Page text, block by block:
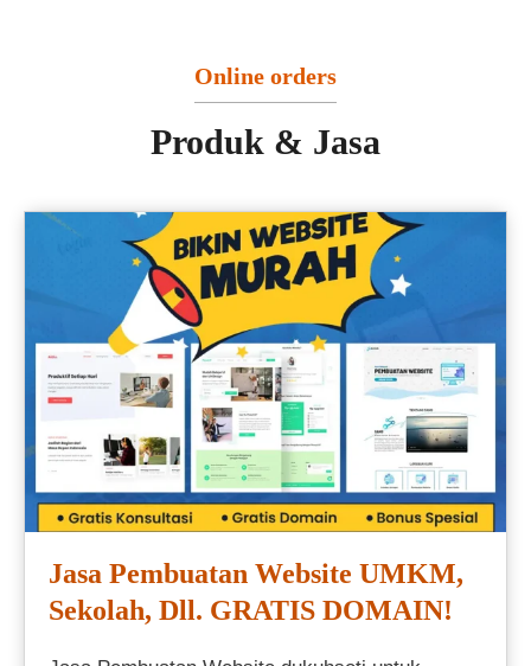
Online orders
Produk & Jasa
Jasa Pembuatan Website UMKM,
Sekolah, Dll. GRATIS DOMAIN!